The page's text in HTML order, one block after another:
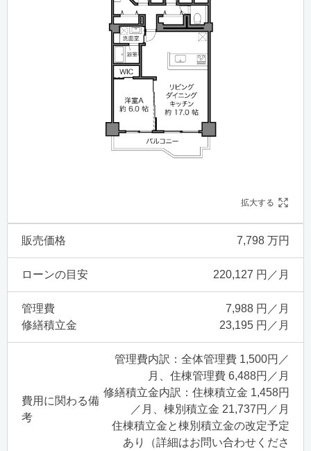
拡大する
販売価格 7,798 万円
ローンの目安 220,127 円／月
管理費
7,988 円／月
修繕積立金
23,195 円／月
費用に関わる備
考
管理費内訳：全体管理費 1,500円／
月、住棟管理費 6,488円／月
修繕積立金内訳：住棟積立金 1,458円
／月、棟別積立金 21,737円／月
住棟積立金と棟別積立金の改定予定
あり（詳細はお問い合わせくださ